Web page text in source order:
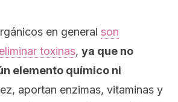
en general son
toxinas, ya que no
elemento químico ni
aportan enzimas, vitaminas y